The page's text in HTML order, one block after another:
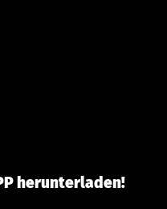
herunterladen!